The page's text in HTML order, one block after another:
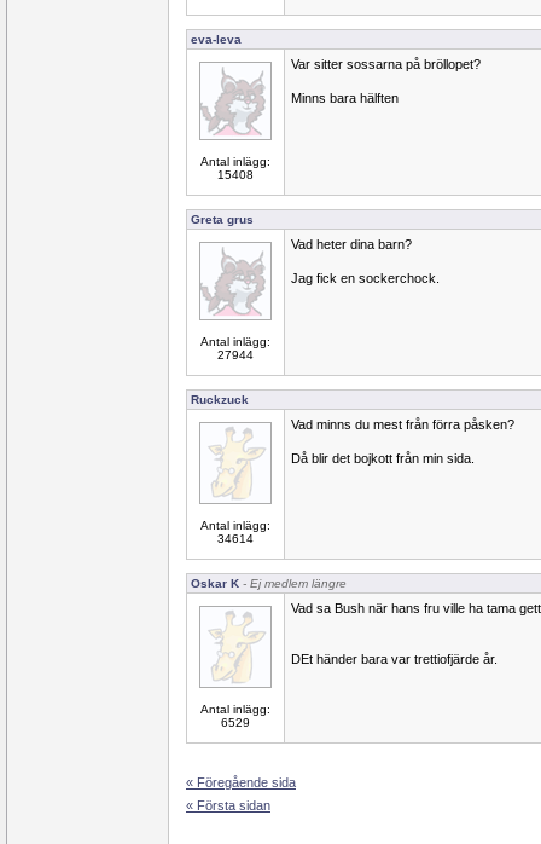
eva-leva
Antal inlägg:
15408
Var sitter sossarna på bröllopet?
Minns bara hälften
Greta grus
Antal inlägg:
27944
Vad heter dina barn?
Jag fick en sockerchock.
Ruckzuck
Antal inlägg:
34614
Vad minns du mest från förra påsken?
Då blir det bojkott från min sida.
Oskar K - Ej medlem längre
Antal inlägg:
6529
Vad sa Bush när hans fru ville ha tama
DEt händer bara var trettiofjärde år.
« Föregående sida
« Första sidan